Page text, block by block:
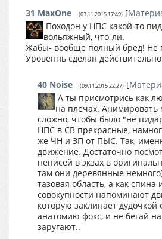
31 MaxOne (03.11.2015 17:49) [
Походон у НПС какой-то
вольяжный, что-ли.
Жабы- вообще полный бред! Не
Уровеннь сделан
40 Noise (09.11.2015 22:27) [
А ты присмотрись как
на плечах. Анимировать
сложно, чтобы было "не
НПС в СВ прекрасные,
же ЧН и ЗП от ПЫС. Так,
движение. Достаточно
неписей в экзах в
там они деревянные
тазовая область, а как спина
совокупности напоминают
которую заклинает
анатомию фокс, и не бегай
заругают..